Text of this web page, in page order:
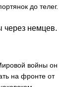
до телег.
через немцев.
войны он
на фронте от